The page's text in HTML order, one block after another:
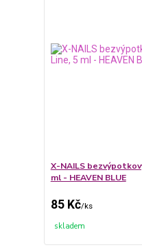
X-NAILS
ml - HEAVEN BLUE
85 Kč/ks
skladem